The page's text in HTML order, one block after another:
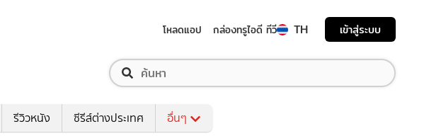
โหลดแอป กล่องทรูไอดี ทีวี TH เข้าสู่ระบบ
รีวิวหนัง ซีรีส์ต่างประเทศ อื่นๆ